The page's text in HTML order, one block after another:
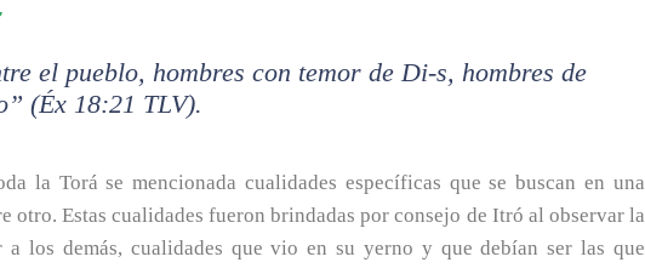
el pueblo, hombres con temor de Di-s, hombres de
(Éx 18:21 TLV).
la Torá se mencionada cualidades específicas que se buscan en una
otro. Estas cualidades fueron brindadas por consejo de Itró al observar la
los demás, cualidades que vio en su yerno y que debían ser las que